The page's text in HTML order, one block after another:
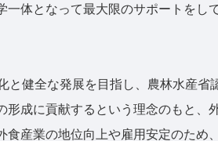
体となって最大限のサポートをし
と健全な発展を目指し、農林水産
形成に貢献するという理念のもと、
食産業の地位向上や雇用安定のため